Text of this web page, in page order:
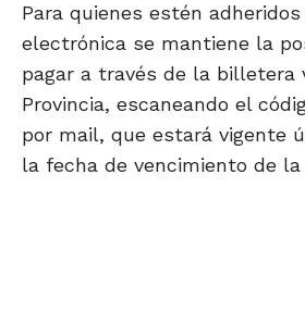
Para quienes estén
electrónica se mantiene la
pagar a través de la billetera
Provincia, escaneando el
por mail, que estará vigente
la fecha de vencimiento de la